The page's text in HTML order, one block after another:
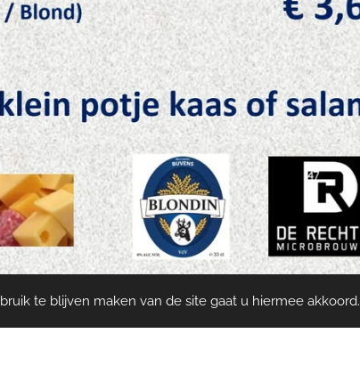
te blijven maken van de site gaat u hiermee akkoord.